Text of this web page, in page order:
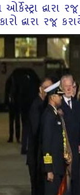
દ્વારા રજૂ